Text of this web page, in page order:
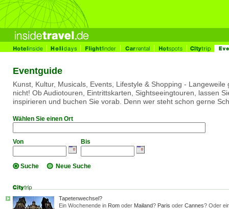
Eventguide
Kunst, Kultur, Musicals, Events, Lifestyle & Shopping - Langeweile
nicht! Ob Audiotouren, Eintrittskarten, Sightseeingtouren, lassen
inspirieren und buchen Sie vorab. Denn wer steht schon gerne
Wählen Sie einen Ort
Von Bis
Suche Neue Suche
Tapetenwechsel?
Ein Wochenende in Rom oder Mailand? Paris oder Cannes? Oder